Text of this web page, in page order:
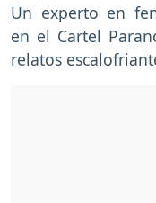
Un experto en
en el Cartel
relatos